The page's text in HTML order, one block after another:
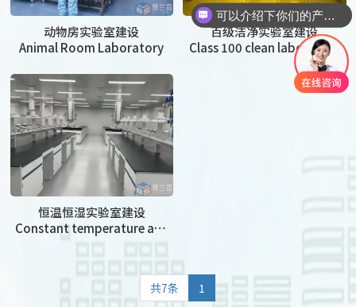
动物房实验室建设
Animal Room Laboratory
百级洁净实验室建设
Class 100 clean laboratory
恒温恒湿实验室建设
Constant temperature and humidity laboratory
共7条 1
可以介绍下你们的产品么？